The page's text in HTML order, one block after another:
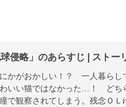
球侵略」のあらすじ | ストー
かがおかしい！？ 一人暮らし
いい猫ではなかった…！ どち
で観察されてしまう。残念Ｏ